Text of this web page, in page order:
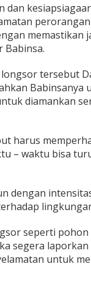
dan
memastikan
Babinsa.
tersebut
Babinsanya
diamankan
harus
– waktu bisa
dengan
seperti
segera
untuk